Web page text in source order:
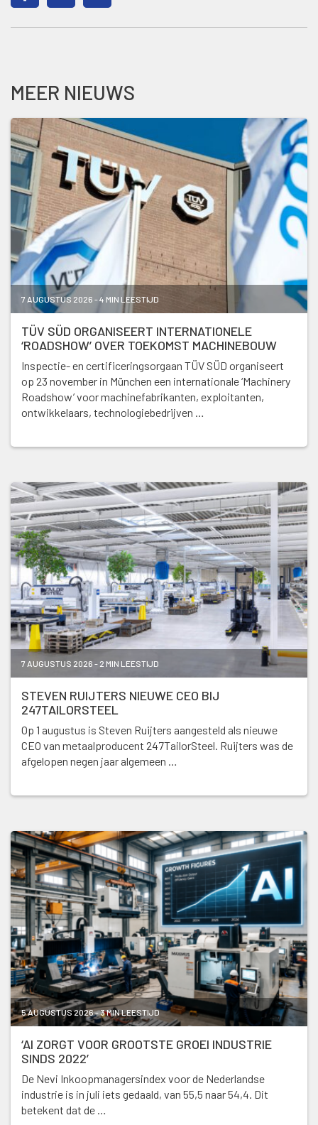
MEER NIEUWS
7 AUGUSTUS 2026 - 4 MIN LEESTIJD
TÜV SÜD ORGANISEERT INTERNATIONELE
‘ROADSHOW’ OVER TOEKOMST MACHINEBOUW
Inspectie- en certificeringsorgaan TÜV SÜD organiseert
op 23 november in München een internationale ‘Machinery
Roadshow’ voor machinefabrikanten, exploitanten,
ontwikkelaars, technologiebedrijven …
7 AUGUSTUS 2026 - 2 MIN LEESTIJD
STEVEN RUIJTERS NIEUWE CEO BIJ
247TAILORSTEEL
Op 1 augustus is Steven Ruijters aangesteld als nieuwe
CEO van metaalproducent 247TailorSteel. Ruijters was de
afgelopen negen jaar algemeen …
5 AUGUSTUS 2026 - 3 MIN LEESTIJD
‘AI ZORGT VOOR GROOTSTE GROEI INDUSTRIE
SINDS 2022’
De Nevi Inkoopmanagersindex voor de Nederlandse
industrie is in juli iets gedaald, van 55,5 naar 54,4. Dit
betekent dat de …